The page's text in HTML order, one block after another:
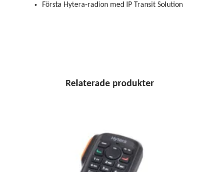
Första Hytera-radion med IP Transit Solution